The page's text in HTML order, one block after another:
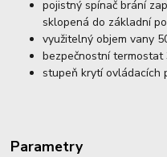
pojistný spínač brání
sklopená do základní
využitelný objem vany
bezpečnostní termostat
stupeň krytí ovládacích
Parametry